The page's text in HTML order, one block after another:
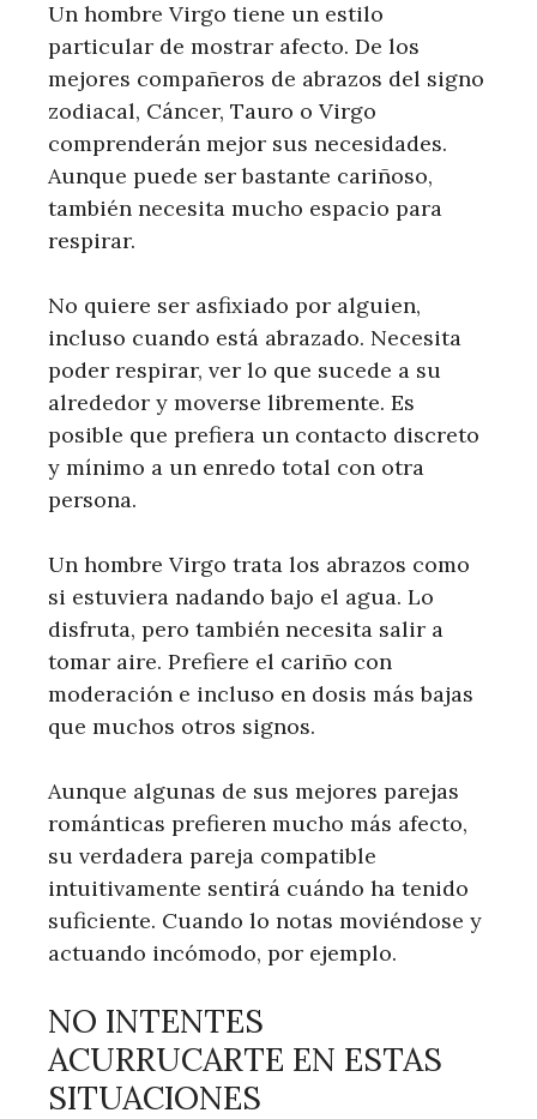
Un hombre Virgo tiene un estilo
particular de mostrar afecto. De los
mejores compañeros de abrazos del signo
zodiacal, Cáncer, Tauro o Virgo
comprenderán mejor sus necesidades.
Aunque puede ser bastante cariñoso,
también necesita mucho espacio para
respirar.
No quiere ser asfixiado por alguien,
incluso cuando está abrazado. Necesita
poder respirar, ver lo que sucede a su
alrededor y moverse libremente. Es
posible que prefiera un contacto discreto
y mínimo a un enredo total con otra
persona.
Un hombre Virgo trata los abrazos como
si estuviera nadando bajo el agua. Lo
disfruta, pero también necesita salir a
tomar aire. Prefiere el cariño con
moderación e incluso en dosis más bajas
que muchos otros signos.
Aunque algunas de sus mejores parejas
románticas prefieren mucho más afecto,
su verdadera pareja compatible
intuitivamente sentirá cuándo ha tenido
suficiente. Cuando lo notas moviéndose y
actuando incómodo, por ejemplo.
NO INTENTES
ACURRUCARTE EN ESTAS
SITUACIONES